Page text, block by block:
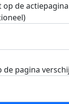
op de
de pagina